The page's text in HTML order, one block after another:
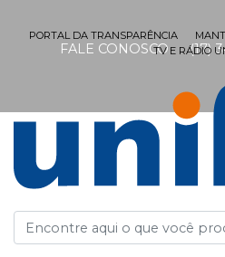
FALE CONOSCO (17)
PORTAL DA TRANSPARÊNCIA
TV E RÁDIO